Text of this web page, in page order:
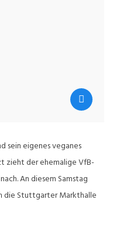
sein eigenes veganes
zieht der ehemalige VfB-
An diesem Samstag
die Stuttgarter Markthalle